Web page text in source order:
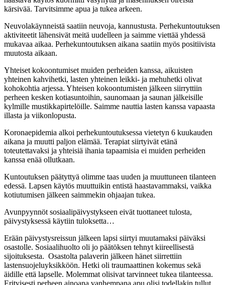
kärsivää. Tarvitsimme apua ja tukea arkeen.
Neuvolakäynneistä saatiin neuvoja, kannustusta. Perhekuntoutuksen
aktiviteetit lähensivät meitä uudelleen ja saimme viettää yhdessä
mukavaa aikaa. Perhekuntoutuksen aikana saatiin myös positiivista
muutosta aikaan.
Yhteiset kokoontumiset muiden perheiden kanssa, aikuisten
yhteinen kahvihetki, lasten yhteinen leikki- ja mehuhetki olivat
kohokohtia arjessa. Yhteisen kokoontumisten jälkeen siirryttiin
perheen kesken kotiasuntoihin, saunomaan ja saunan jälkeisille
kylmille mustikkapirtelöille. Saimme nauttia lasten kanssa vapaasta
illasta ja viikonlopusta.
Koronaepidemia alkoi perhekuntoutuksessa vietetyn 6 kuukauden
aikana ja muutti paljon elämää. Terapiat siirtyivät etänä
toteutettavaksi ja yhteisiä ihania tapaamisia ei muiden perheiden
kanssa enää ollutkaan.
Kuntoutuksen päätyttyä olimme taas uuden ja muuttuneen tilanteen
edessä. Lapsen käytös muuttuikin entistä haastavammaksi, vaikka
kotiutumisen jälkeen saimmekin ohjaajan tukea.
Avunpyynnöt sosiaalipäivystykseen eivät tuottaneet tulosta,
päivystyksessä käytiin tuloksetta…
Erään päivystysreissun jälkeen lapsi siirtyi muutamaksi päiväksi
osastolle. Sosiaalihuolto oli jo päätöksen tehnyt kiireellisestä
sijoituksesta. Osastolta palaverin jälkeen hänet siirrettiin
lastensuojeluyksikköön. Hetki oli traumaattinen kokemus sekä
äidille että lapselle. Molemmat olisivat tarvinneet tukea tilanteessa.
Erityisesti perheen ainoana vanhempana apu olisi todellakin tullut